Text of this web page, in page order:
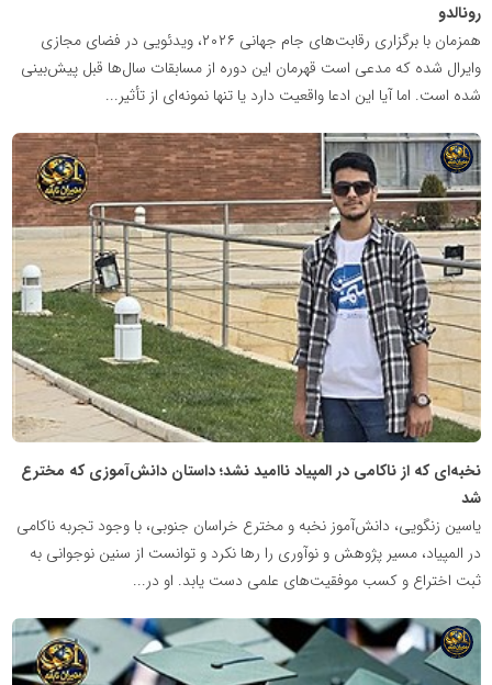
رونالدو
همزمان با برگزاری رقابت‌های جام جهانی ۲۰۲۶، ویدئویی در فضای مجازی
وایرال شده که مدعی است قهرمان این دوره از مسابقات سال‌ها قبل پیش‌بینی
شده است. اما آیا این ادعا واقعیت دارد یا تنها نمونه‌ای از تأثیر...
نخبه‌ای که از ناکامی در المپیاد ناامید نشد؛ داستان دانش‌آموزی که مخترع
شد
یاسین زنگویی، دانش‌آموز نخبه و مخترع خراسان جنوبی، با وجود تجربه ناکامی
در المپیاد، مسیر پژوهش و نوآوری را رها نکرد و توانست از سنین نوجوانی به
ثبت اختراع و کسب موفقیت‌های علمی دست یابد. او در...
شبکه
خبری
مدیران
نابغه
شبکه